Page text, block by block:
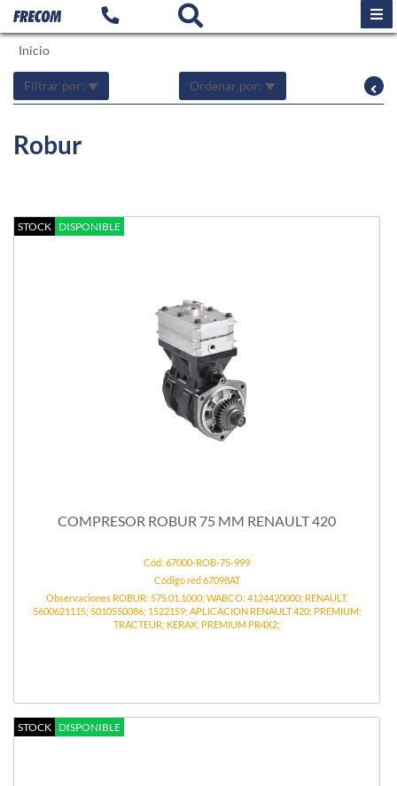
Inicio
Filtrar por: Ordenar por:
Robur
STOCK DISPONIBLE
COMPRESOR ROBUR 75 MM RENAULT 420
Cód: 67000-ROB-75-999
Código red 67098AT
Observaciones ROBUR: 575.01.1000; WABCO: 4124420000; RENAULT:
5600621115; 5010550086; 1522159; APLICACION RENAULT 420; PREMIUM;
TRACTEUR; KERAX; PREMIUM PR4X2;
STOCK DISPONIBLE